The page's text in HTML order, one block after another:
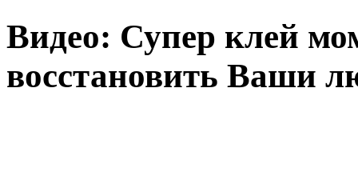
Видео: Супер клей
восстановить Ваши